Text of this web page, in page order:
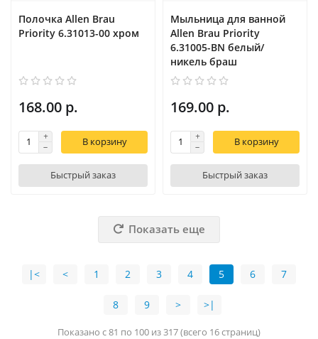
Полочка Allen Brau
Priority 6.31013-00 хром
168.00 р.
В корзину
Быстрый заказ
Мыльница для ванной
Allen Brau Priority
6.31005-BN белый/
никель браш
169.00 р.
В корзину
Быстрый заказ
Показать еще
|< < 1 2 3 4 5 6 7
8 9 > >|
Показано с 81 по 100 из 317 (всего 16 страниц)